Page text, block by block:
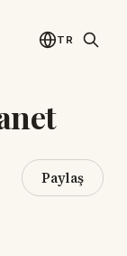
TR
Paylaş